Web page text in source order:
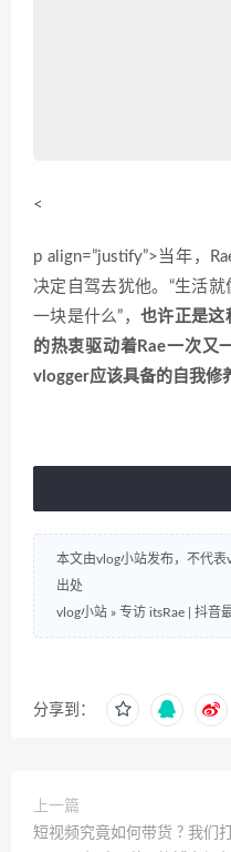
<
p align=”justify”>当年，
决定自驾去犹他。“生活
一块是什么”， 也许正是这
的热衷驱动着Rae一次又
vlogger应该具备的自我修
本文由vlog小站发布，不代
出处
vlog小站 » 专访 itsRae | 抖音
分享到：
上一篇
短视频究竟如何带货 ? 我们打